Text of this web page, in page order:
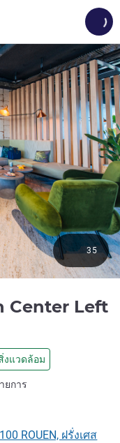
Center Left
งแวดล้อม
ยการ
35
ROUEN, ฝรั่งเศส